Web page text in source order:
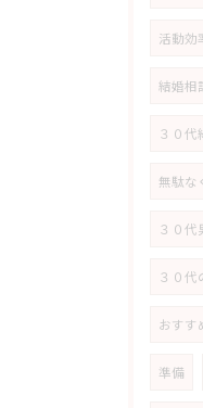
活動効
結婚相
３０代
無駄な
３０代
３０代
おすす
準備